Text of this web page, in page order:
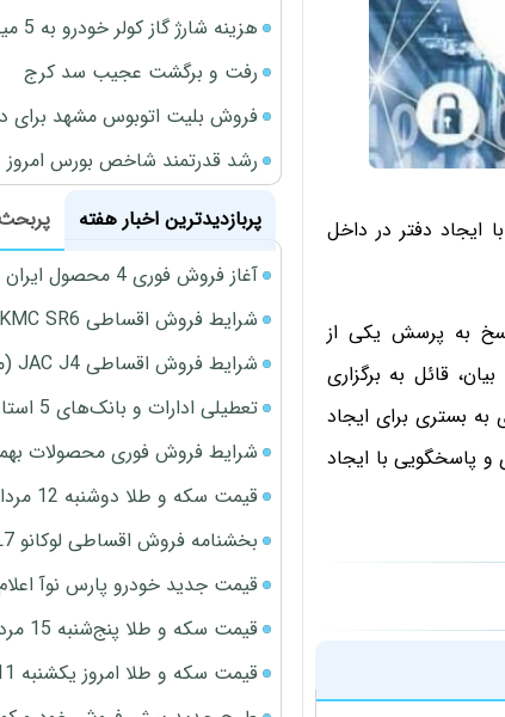
دفتر در داخل
به پرسش یکی از
قائل به برگزاری
بستری برای ایجاد
پاسخگویی با ایجاد
هزینه شارژ گاز کولر خودرو به 5 میلیون تومان رسید
رفت و برگشت عجیب سد کرج
فروش بلیت اتوبوس مشهد برای
رشد قدرتمند شاخص بورس امروز
پربازدیدترین اخبار هفته
آغاز فروش فوری 4 محصول ایران خودرو در نمایندگی‌ها
شرایط فروش اقساطی KMC SR6 کرمان موتور اعلام شد
شرایط فروش اقساطی JAC J4 (مرداد 1405)
تعطیلی ادارات و بانک‌های 5 استان در روز چهارشنبه
شرایط فروش فوری محصولات بهمن
قیمت سکه و طلا دوشنبه 12 مرداد 1405
بخشنامه فروش اقساطی لوکانو L7 و لوکانو L8 (مرداد 1405)
قیمت جدید خودرو پارس نوآ اعلام شد
قیمت سکه و طلا پنج‌شنبه 15 مرداد 1405
قیمت سکه و طلا امروز یکشنبه 1405/05/11